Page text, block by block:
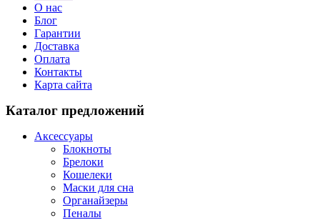
О нас
Блог
Гарантии
Доставка
Оплата
Контакты
Карта сайта
Каталог предложений
Аксессуары
Блокноты
Брелоки
Кошелеки
Маски для сна
Органайзеры
Пеналы